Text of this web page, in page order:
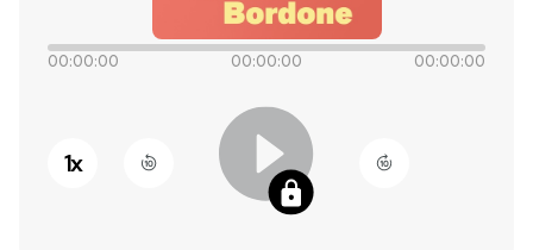
PODCAST
00:00:00 00:00:00 00:00:00
1x